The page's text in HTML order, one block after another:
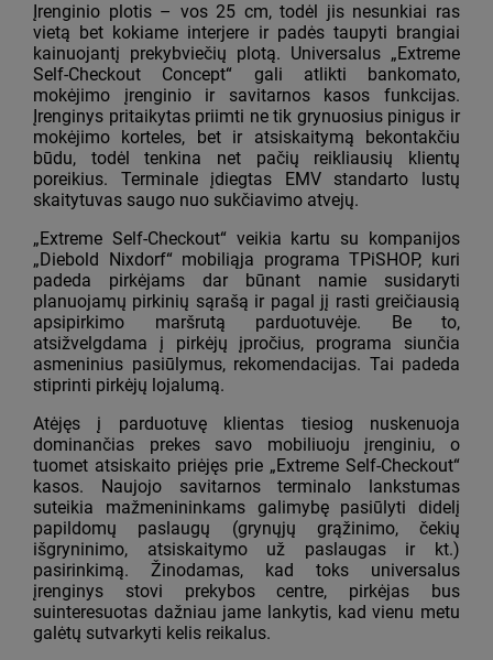
Įrenginio plotis – vos 25 cm, todėl jis nesunkiai ras
vietą bet kokiame interjere ir padės taupyti brangiai
kainuojantį prekybviečių plotą. Universalus „Extreme
Self-Checkout Concept“ gali atlikti bankomato,
mokėjimo įrenginio ir savitarnos kasos funkcijas.
Įrenginys pritaikytas priimti ne tik grynuosius pinigus ir
mokėjimo korteles, bet ir atsiskaitymą bekontakčiu
būdu, todėl tenkina net pačių reikliausių klientų
poreikius. Terminale įdiegtas EMV standarto lustų
skaitytuvas saugo nuo sukčiavimo atvejų.
„Еxtreme Self-Checkout“ veikia kartu su kompanijos
„Diebold Nixdorf“ mobiliąja programa TPiSHOP, kuri
padeda pirkėjams dar būnant namie susidaryti
planuojamų pirkinių sąrašą ir pagal jį rasti greičiausią
apsipirkimo maršrutą parduotuvėje. Be to,
atsižvelgdama į pirkėjų įpročius, programa siunčia
asmeninius pasiūlymus, rekomendacijas. Tai padeda
stiprinti pirkėjų lojalumą.
Atėjęs į parduotuvę klientas tiesiog nuskenuoja
dominančias prekes savo mobiliuoju įrenginiu, o
tuomet atsiskaito priėjęs prie „Еxtreme Self-Checkout“
kasos. Naujojo savitarnos terminalo lankstumas
suteikia mažmenininkams galimybę pasiūlyti didelį
papildomų paslaugų (grynųjų grąžinimo, čekių
išgryninimo, atsiskaitymo už paslaugas ir kt.)
pasirinkimą. Žinodamas, kad toks universalus
įrenginys stovi prekybos centre, pirkėjas bus
suinteresuotas dažniau jame lankytis, kad vienu metu
galėtų sutvarkyti kelis reikalus.